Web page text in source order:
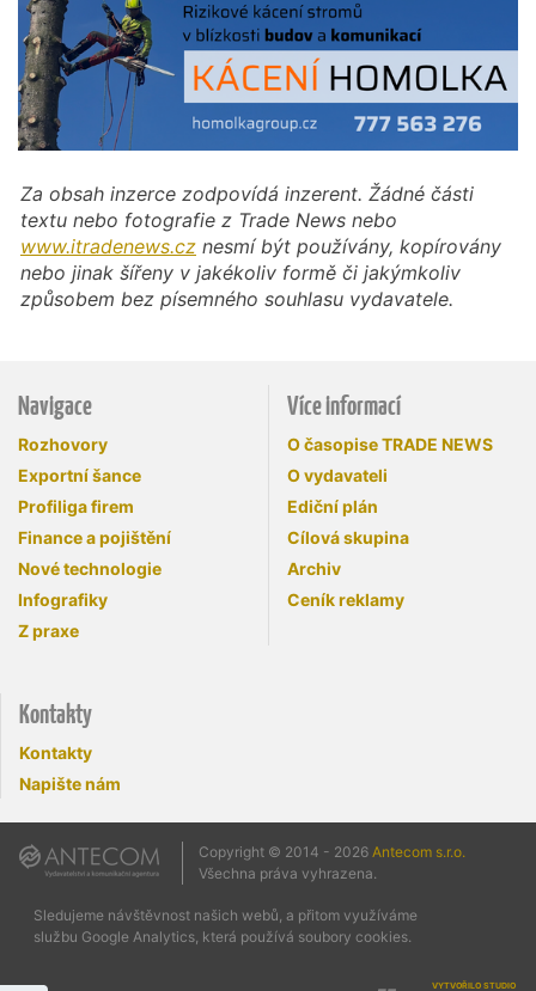
Za obsah inzerce zodpovídá inzerent. Žádné části
textu nebo fotografie z Trade News nebo
www.itradenews.cz nesmí být používány, kopírovány
nebo jinak šířeny v jakékoliv formě či jakýmkoliv
způsobem bez písemného souhlasu vydavatele.
Navigace
Rozhovory
Exportní šance
Profiliga firem
Finance a pojištění
Nové technologie
Infografiky
Z praxe
Více informací
O časopise TRADE NEWS
O vydavateli
Ediční plán
Cílová skupina
Archiv
Ceník reklamy
Kontakty
Kontakty
Napište nám
Copyright © 2014 - 2026 Antecom s.r.o.
Všechna práva vyhrazena.
Sledujeme návštěvnost našich webů, a přitom využíváme
službu Google Analytics, která používá soubory cookies.
vytvořilo studio